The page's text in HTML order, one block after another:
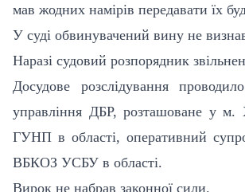
мав жодних намірів передавати їх
У суді обвинувачений вину не
Наразі судовий розпорядник
Досудове розслідування
управління ДБР, розташоване у м.
ГУНП в області, оперативний
ВБКОЗ УСБУ в області.
Вирок не набрав законної сили.